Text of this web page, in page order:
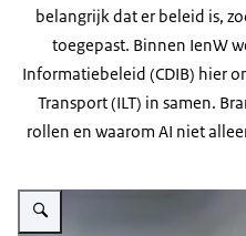
belangrijk dat er beleid is,
toegepast. Binnen IenW
Informatiebeleid (CDIB) hier
Transport (ILT) in samen.
rollen en waarom AI niet
Vergroot afbeelding Paul Merkx